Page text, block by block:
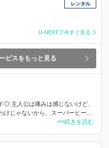
レンタル
U-NEXTで今すぐ見る
ビスをもっと見る
◎ 主人公は痛みは感じないけど、
けじゃないから、スーパーヒー…
>>続きを読む